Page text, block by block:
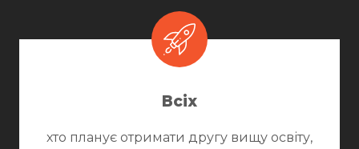
Всіх
хто планує отримати другу вищу освіту,